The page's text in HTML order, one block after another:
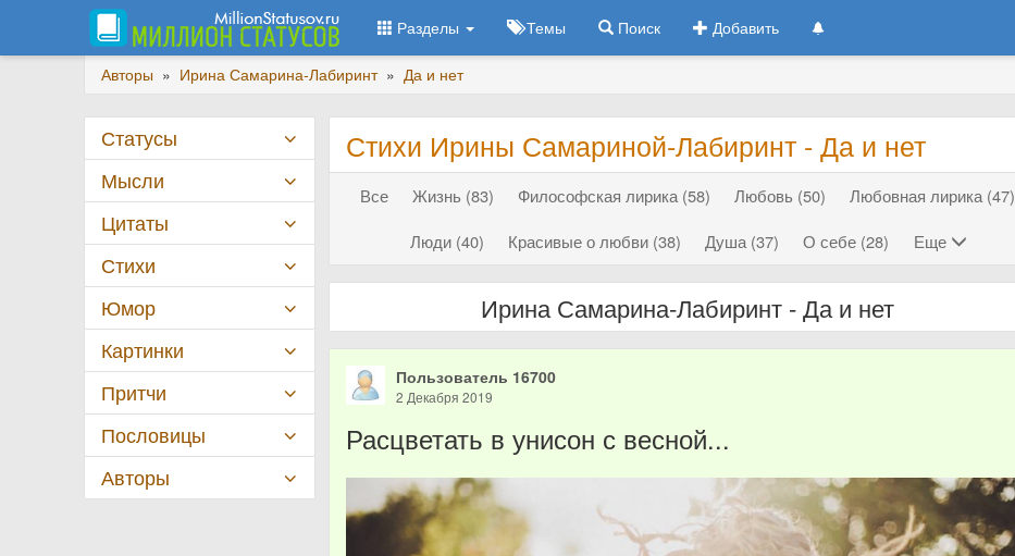
Разделы Темы Поиск Добавить
Авторы » Ирина Самарина-Лабиринт » Да и нет
Стихи Ирины Самариной-Лабиринт - Да и нет
Все Жизнь (83) Философская лирика (58) Любовь (50)
Любовная лирика (47)
Люди (40)
Красивые о любви (38) Душа (37) О себе (28) Еще
Ирина Самарина-Лабиринт - Да и нет
Пользователь 16700
2 Декабря 2019
Расцветать в унисон с весной...
Статусы
Мысли
Цитаты
Стихи
Юмор
Картинки
Притчи
Пословицы
Авторы